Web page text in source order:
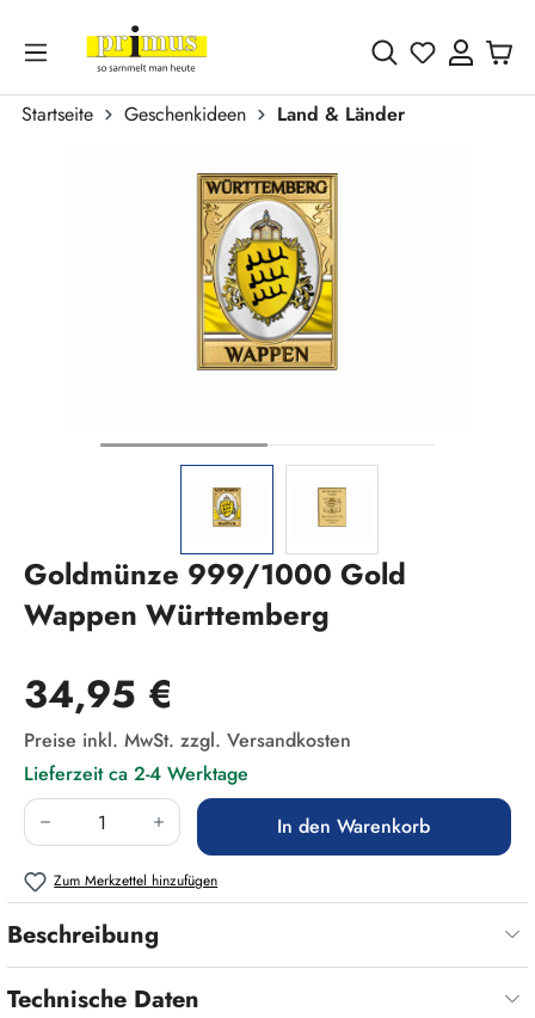
Zum Hauptinhalt springen
Du hast 0
Startseite Geschenkideen
Land & Länder
Goldmünze 999/1000 Gold
Wappen Württemberg
Regulärer Preis:
34,95 €
Preise inkl. MwSt. zzgl. Versandkosten
Lieferzeit ca 2-4 Werktage
Produkt Anzahl: Gib den gewünschten Wert
In den Warenkorb
Zum Merkzettel hinzufügen
Beschreibung
Technische Daten